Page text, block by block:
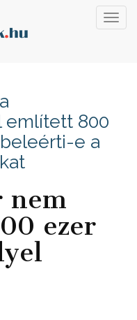
említett 800
e a
nem
ezer